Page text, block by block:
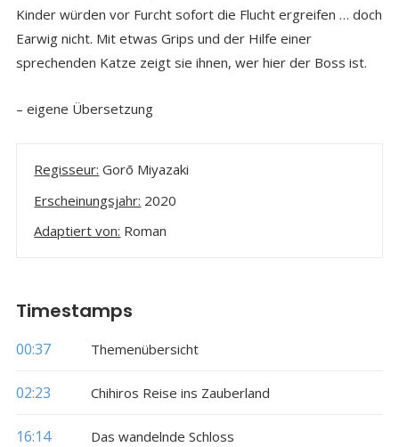
Kinder würden vor Furcht sofort die Flucht ergreifen … doch
Earwig nicht. Mit etwas Grips und der Hilfe einer
sprechenden Katze zeigt sie ihnen, wer hier der Boss ist.
– eigene Übersetzung
Regisseur: Gorō Miyazaki
Erscheinungsjahr: 2020
Adaptiert von: Roman
Timestamps
00:37 Themenübersicht
02:23 Chihiros Reise ins Zauberland
16:14 Das wandelnde Schloss